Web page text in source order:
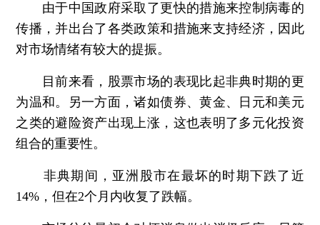
由于中国政府采取了更快的措施来控制病毒的
传播，并出台了各类政策和措施来支持经济，因此
对市场情绪有较大的提振。
目前来看，股票市场的表现比起非典时期的更
为温和。另一方面，诸如债券、黄金、日元和美元
之类的避险资产出现上涨，这也表明了多元化投资
组合的重要性。
非典期间，亚洲股市在最坏的时期下跌了近
14%，但在2个月内收复了跌幅。